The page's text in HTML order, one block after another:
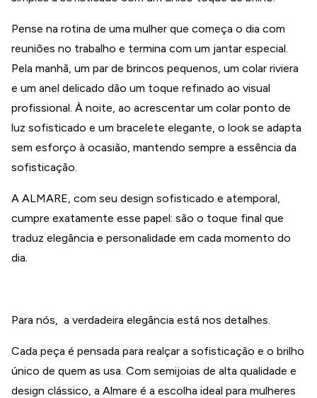
Pense na rotina de uma mulher que começa o dia com
reuniões no trabalho e termina com um jantar especial.
Pela manhã, um par de brincos pequenos, um colar riviera
e um anel delicado dão um toque refinado ao visual
profissional. À noite, ao acrescentar um colar ponto de
luz sofisticado e um bracelete elegante, o look se adapta
sem esforço à ocasião, mantendo sempre a essência da
sofisticação.
A ALMARE, com seu design sofisticado e atemporal,
cumpre exatamente esse papel: são o toque final que
traduz elegância e personalidade em cada momento do
dia.
Para nós, a verdadeira elegância está nos detalhes.
Cada peça é pensada para realçar a sofisticação e o brilho
único de quem as usa. Com semijoias de alta qualidade e
design clássico, a Almare é a escolha ideal para mulheres